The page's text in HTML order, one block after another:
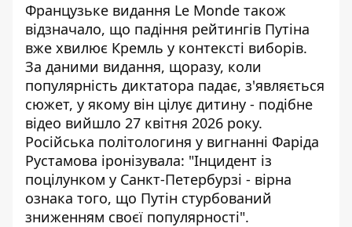
Французьке видання Le Monde також
відзначало, що падіння рейтингів Путіна
вже хвилює Кремль у контексті виборів.
За даними видання, щоразу, коли
популярність диктатора падає, з'являється
сюжет, у якому він цілує дитину - подібне
відео вийшло 27 квітня 2026 року.
Російська політологиня у вигнанні Фаріда
Рустамова іронізувала: "Інцидент із
поцілунком у Санкт-Петербурзі - вірна
ознака того, що Путін стурбований
зниженням своєї популярності".